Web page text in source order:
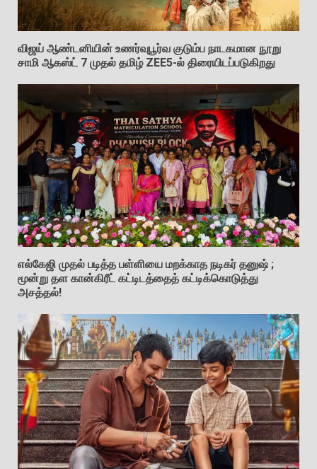
விஜய் ஆண்டனியின் உணர்வுபூர்வ குடும்ப நாடகமான நூறு
சாமி ஆகஸ்ட் 7 முதல் தமிழ் ZEE5-ல் திரையிடப்படுகிறது
எல்கேஜி முதல் படித்த பள்ளியை மறக்காத நடிகர் தனுஷ் ;
மூன்று தள கான்கிரீட் கட்டிடத்தைத் கட்டிக்கொடுத்து
அசத்தல்!